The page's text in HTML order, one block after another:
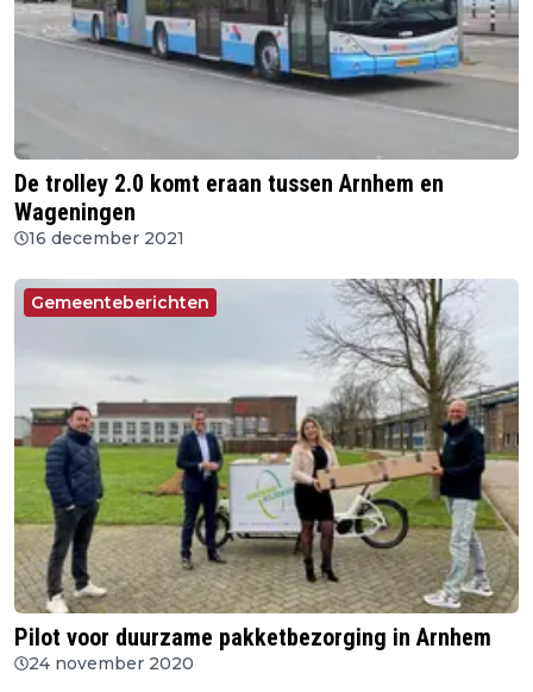
De trolley 2.0 komt eraan tussen Arnhem en
Wageningen
16 december 2021
Gemeenteberichten
Pilot voor duurzame pakketbezorging in Arnhem
24 november 2020